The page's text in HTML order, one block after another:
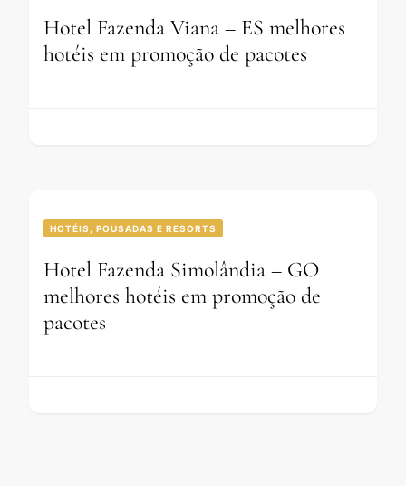
Hotel Fazenda Viana – ES melhores
hotéis em promoção de pacotes
HOTÉIS, POUSADAS E RESORTS
Hotel Fazenda Simolândia – GO
melhores hotéis em promoção de
pacotes